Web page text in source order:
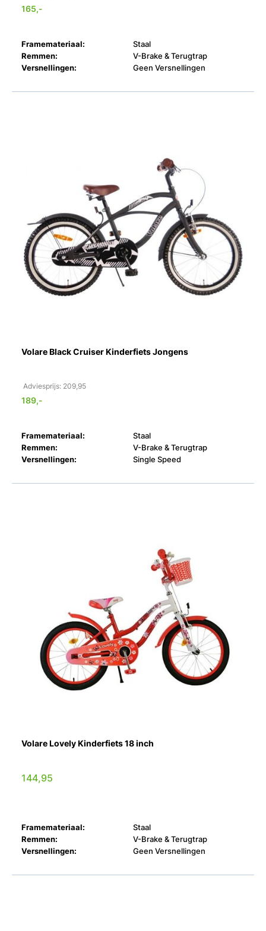
165,-
Framemateriaal:
Staal
Remmen:
V-Brake & Terugtrap
Versnellingen:
Geen Versnellingen
Volare Black Cruiser Kinderfiets Jongens
Adviesprijs: 209,95
189,-
Framemateriaal:
Staal
Remmen:
V-Brake & Terugtrap
Versnellingen:
Single Speed
Volare Lovely Kinderfiets 18 inch
144,95
Framemateriaal:
Staal
Remmen:
V-Brake & Terugtrap
Versnellingen:
Geen Versnellingen